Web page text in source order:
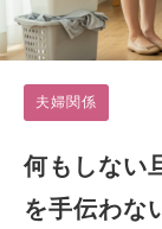
夫婦関係
何もしない
を手伝わな